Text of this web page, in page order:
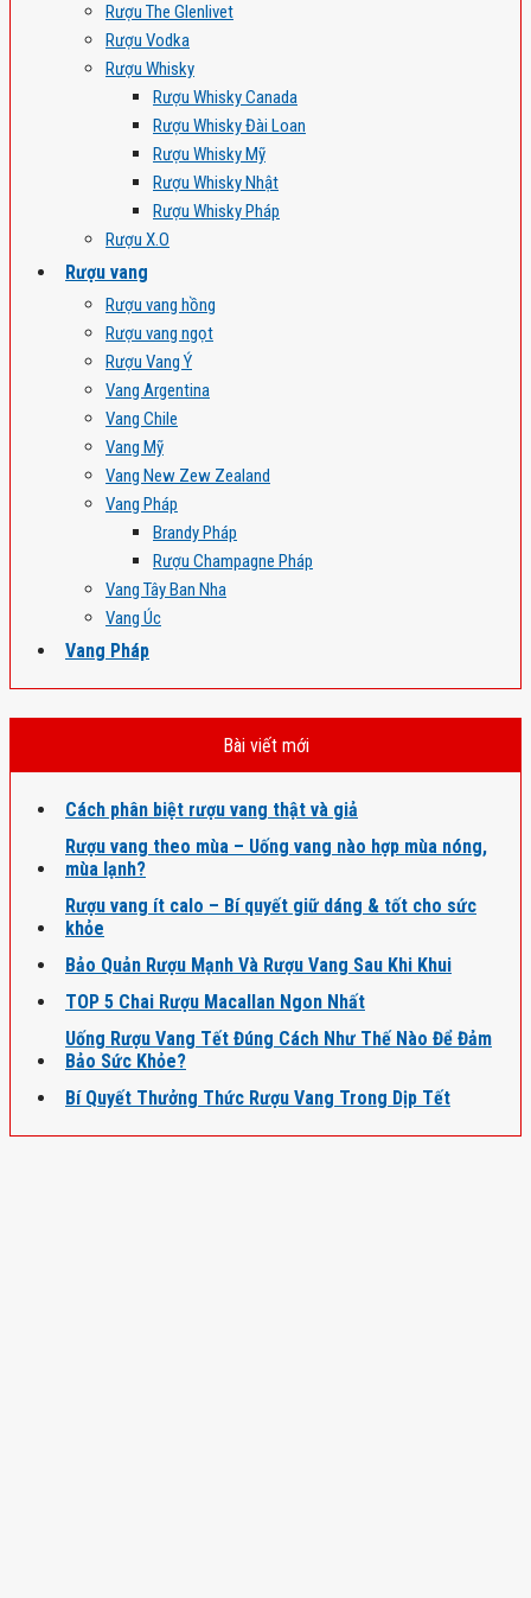
Rượu The Glenlivet
Rượu Vodka
Rượu Whisky
Rượu Whisky Canada
Rượu Whisky Đài Loan
Rượu Whisky Mỹ
Rượu Whisky Nhật
Rượu Whisky Pháp
Rượu X.O
Rượu vang
Rượu vang hồng
Rượu vang ngọt
Rượu Vang Ý
Vang Argentina
Vang Chile
Vang Mỹ
Vang New Zew Zealand
Vang Pháp
Brandy Pháp
Rượu Champagne Pháp
Vang Tây Ban Nha
Vang Úc
Vang Pháp
Bài viết mới
Cách phân biệt rượu vang thật và giả
Rượu vang theo mùa – Uống vang nào hợp mùa nóng,
mùa lạnh?
Rượu vang ít calo – Bí quyết giữ dáng & tốt cho sức
khỏe
Bảo Quản Rượu Mạnh Và Rượu Vang Sau Khi Khui
TOP 5 Chai Rượu Macallan Ngon Nhất
Uống Rượu Vang Tết Đúng Cách Như Thế Nào Để Đảm
Bảo Sức Khỏe?
Bí Quyết Thưởng Thức Rượu Vang Trong Dịp Tết